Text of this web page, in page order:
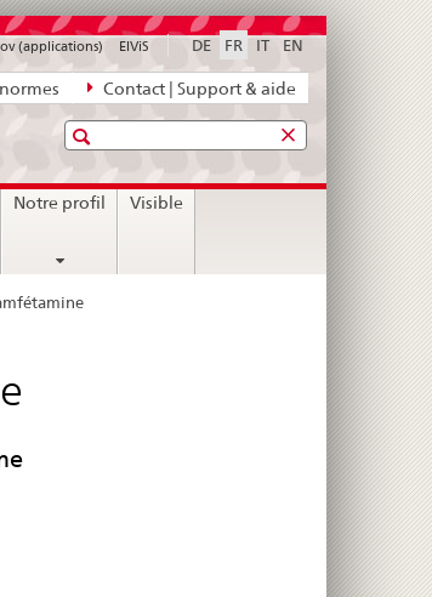
Contact | Support & aide
DE FR IT EN
(applications) ElViS
Recherche
Notre profil Visible